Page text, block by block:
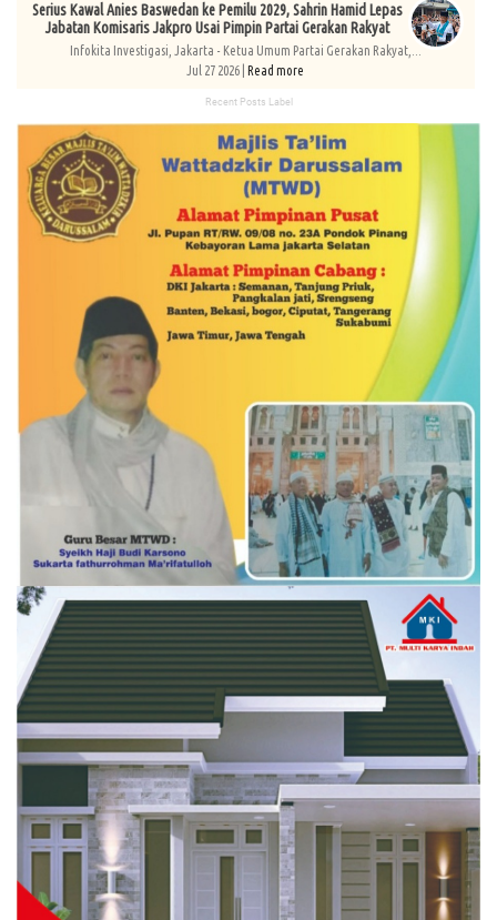
Serius Kawal Anies Baswedan ke Pemilu 2029, Sahrin Hamid Lepas
Jabatan Komisaris Jakpro Usai Pimpin Partai Gerakan Rakyat
Infokita Investigasi, Jakarta - Ketua Umum Partai Gerakan Rakyat,...
Jul 27 2026 | Read more
Recent Posts Label